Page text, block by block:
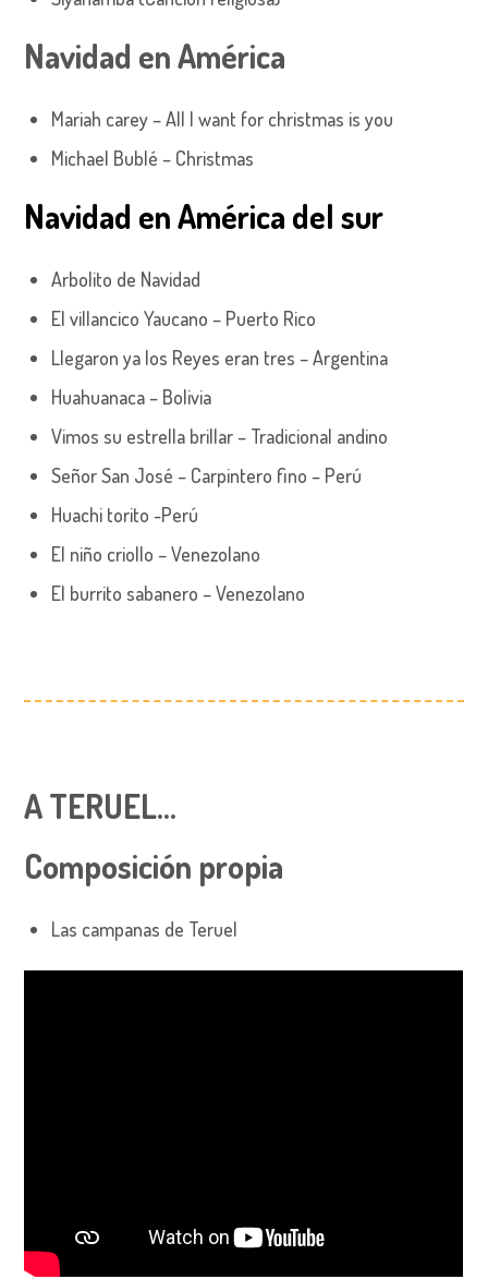
Navidad en América
Mariah carey – All I want for christmas is you
Michael Bublé – Christmas
Navidad en América del sur
Arbolito de Navidad
El villancico Yaucano – Puerto Rico
Llegaron ya los Reyes eran tres – Argentina
Huahuanaca – Bolivia
Vimos su estrella brillar – Tradicional andino
Señor San José – Carpintero fino – Perú
Huachi torito -Perú
El niño criollo – Venezolano
El burrito sabanero – Venezolano
A TERUEL…
Composición propia
Las campanas de Teruel